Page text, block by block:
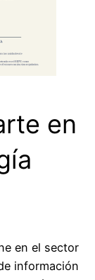
en
en el sector
información